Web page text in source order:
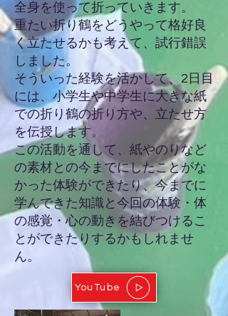
全身を使って折っていきます。
重たい折り鶴をどうやって格好良
く立たせるかも考えて、試行錯誤
しました。
​そういった経験を活かして、2日目
には、小学生や中学生に大きな紙
での折り鶴の折り方や、立たせ方
を伝授します。
​この活動を通して、紙やのりなど
の素材との今までにしたことがな
かった体験ができたり、今までに
学んできた知識と今回の体験・体
の感覚・心の動きを結びつけるこ
とができたりするかもしれませ
ん。
YouTube